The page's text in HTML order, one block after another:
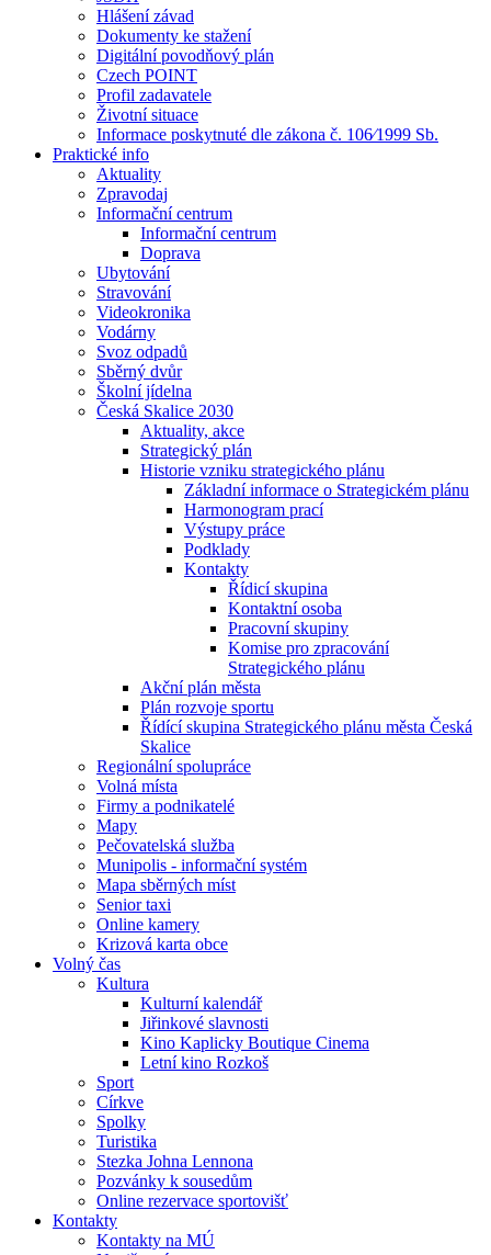
Hlášení závad
Dokumenty ke stažení
Digitální povodňový plán
Czech POINT
Profil zadavatele
Životní situace
Informace poskytnuté dle zákona č. 106⁄1999 Sb.
Praktické info
Aktuality
Zpravodaj
Informační centrum
Informační centrum
Doprava
Ubytování
Stravování
Videokronika
Vodárny
Svoz odpadů
Sběrný dvůr
Školní jídelna
Česká Skalice 2030
Aktuality, akce
Strategický plán
Historie vzniku strategického plánu
Základní informace o Strategickém plánu
Harmonogram prací
Výstupy práce
Podklady
Kontakty
Řídicí skupina
Kontaktní osoba
Pracovní skupiny
Komise pro zpracování
Strategického plánu
Akční plán města
Plán rozvoje sportu
Řídící skupina Strategického plánu města Česká
Skalice
Regionální spolupráce
Volná místa
Firmy a podnikatelé
Mapy
Pečovatelská služba
Munipolis - informační systém
Mapa sběrných míst
Senior taxi
Online kamery
Krizová karta obce
Volný čas
Kultura
Kulturní kalendář
Jiřinkové slavnosti
Kino Kaplicky Boutique Cinema
Letní kino Rozkoš
Sport
Církve
Spolky
Turistika
Stezka Johna Lennona
Pozvánky k sousedům
Online rezervace sportovišť
Kontakty
Kontakty na MÚ